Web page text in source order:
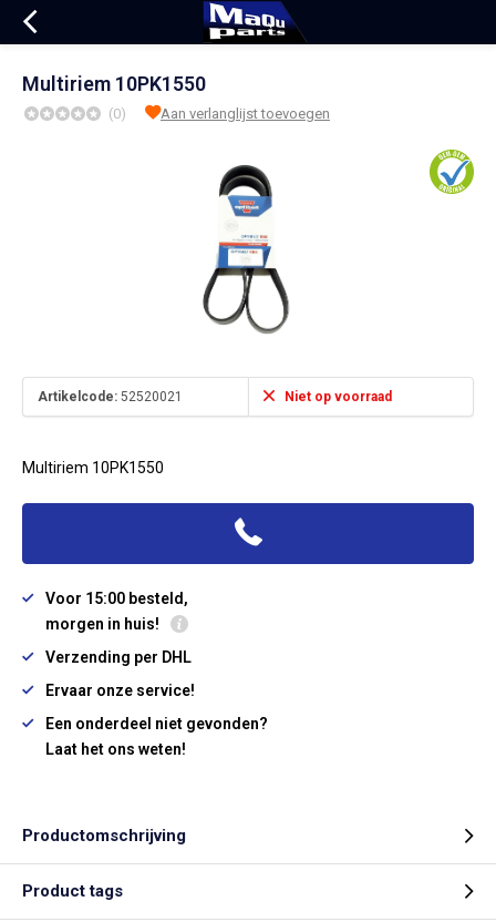
Multiriem 10PK1550
(0) Aan verlanglijst toevoegen
Artikelcode: 52520021 Niet op voorraad
Multiriem 10PK1550
Voor 15:00 besteld,
morgen in huis!
Verzending per DHL
Ervaar onze service!
Een onderdeel niet gevonden?
Laat het ons weten!
Productomschrijving
Product tags